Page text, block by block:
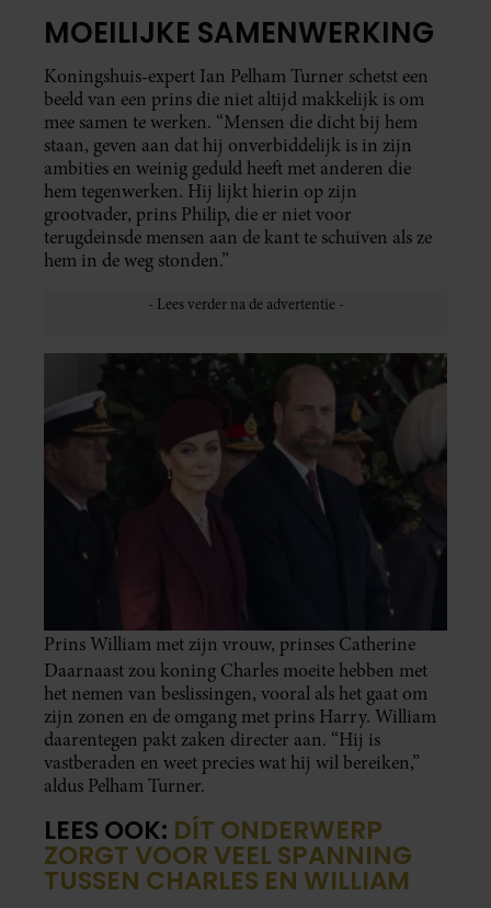
MOEILIJKE SAMENWERKING
Koningshuis-expert Ian Pelham Turner schetst een
beeld van een prins die niet altijd makkelijk is om
mee samen te werken. “Mensen die dicht bij hem
staan, geven aan dat hij onverbiddelijk is in zijn
ambities en weinig geduld heeft met anderen die
hem tegenwerken. Hij lijkt hierin op zijn
grootvader, prins Philip, die er niet voor
terugdeinsde mensen aan de kant te schuiven als ze
hem in de weg stonden.”
Prins William met zijn vrouw, prinses Catherine
Daarnaast zou koning Charles moeite hebben met
het nemen van beslissingen, vooral als het gaat om
zijn zonen en de omgang met prins Harry. William
daarentegen pakt zaken directer aan. “Hij is
vastberaden en weet precies wat hij wil bereiken,”
aldus Pelham Turner.
LEES OOK: DÍT ONDERWERP
ZORGT VOOR VEEL SPANNING
TUSSEN CHARLES EN WILLIAM